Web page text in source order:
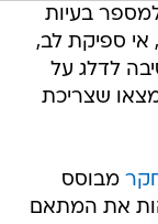
בעיות
אי ספיקת לב,
לדלג על
שצריכת
מבוסס
כדי לזהות את המתאם